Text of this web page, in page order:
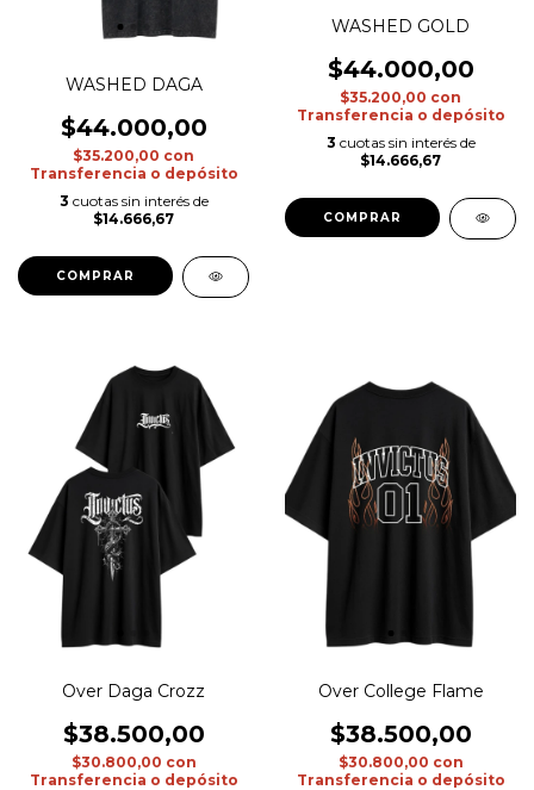
WASHED DAGA
$44.000,00
$35.200,00 con
Transferencia o depósito
3 cuotas sin interés de
$14.666,67
COMPRAR
WASHED GOLD
$44.000,00
$35.200,00 con
Transferencia o depósito
3 cuotas sin interés de
$14.666,67
COMPRAR
Over Daga Crozz
$38.500,00
$30.800,00 con
Transferencia o depósito
Over College Flame
$38.500,00
$30.800,00 con
Transferencia o depósito